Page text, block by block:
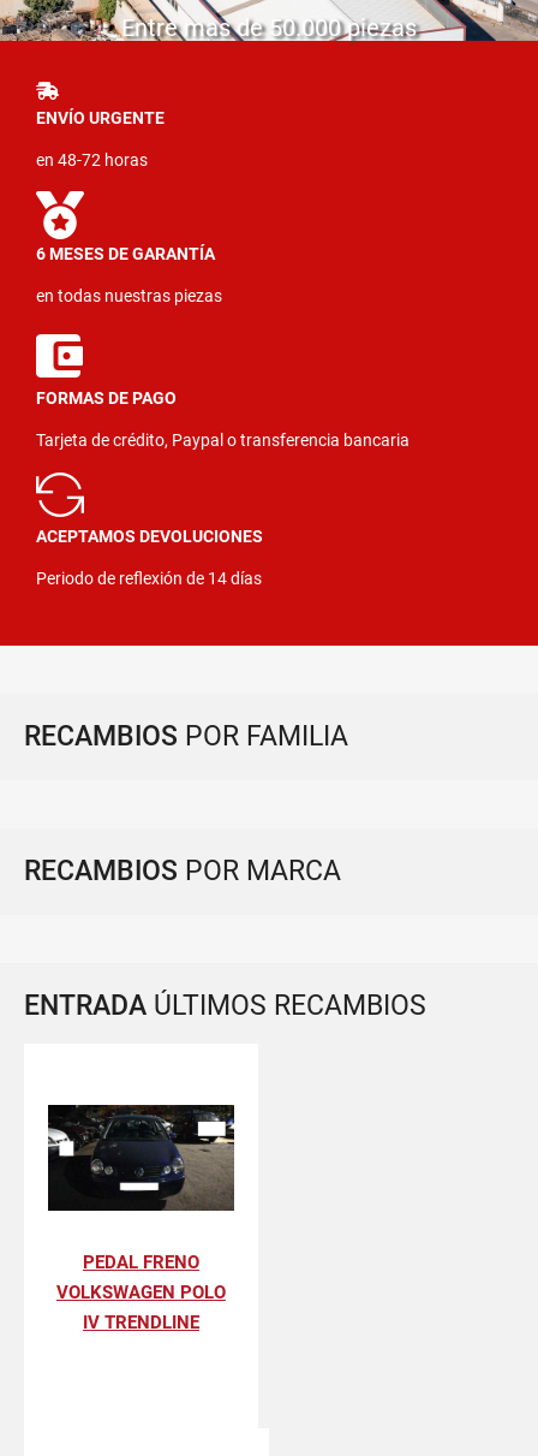
Entre mas de 50.000 piezas
ENVÍO URGENTE
en 48-72 horas
6 MESES DE GARANTÍA
en todas nuestras piezas
FORMAS DE PAGO
Tarjeta de crédito, Paypal o transferencia bancaria
ACEPTAMOS DEVOLUCIONES
Periodo de reflexión de 14 días
RECAMBIOS POR FAMILIA
RECAMBIOS POR MARCA
ENTRADA ÚLTIMOS RECAMBIOS
PEDAL FRENO
VOLKSWAGEN POLO
IV TRENDLINE